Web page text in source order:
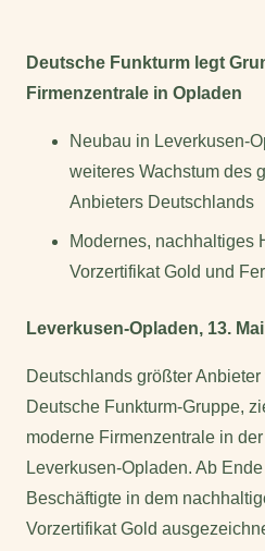
Deutsche Funkturm legt
Firmenzentrale in Opladen
Neubau in Leverkusen-
weiteres Wachstum des
Anbieters Deutschlands
Modernes, nachhaltiges
Vorzertifikat Gold und
Leverkusen-Opladen, 13.
Deutschlands größter
Deutsche Funkturm-Gruppe,
moderne Firmenzentrale in
Leverkusen-Opladen. Ab
Beschäftigte in dem
Vorzertifikat Gold